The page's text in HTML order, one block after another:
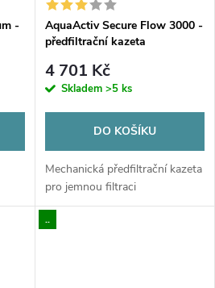
-
AquaActiv Secure Flow 3000 -
předfiltrační kazeta
4 701 Kč
Skladem >5 ks
DO KOŠÍKU
Mechanická předfiltrační kazeta
pro jemnou filtraci
..